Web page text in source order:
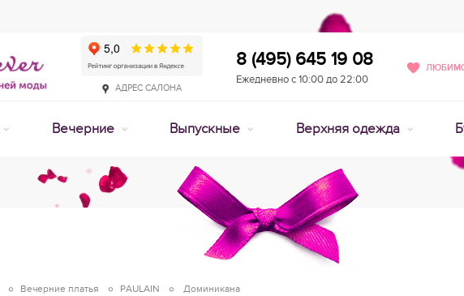
АДРЕС САЛОНА
8 (495) 645 19 08
Ежедневно с 10:00 до 22:00
Вечерние Выпускные Верхняя одежда
Вечерние платья PAULAIN Доминикана